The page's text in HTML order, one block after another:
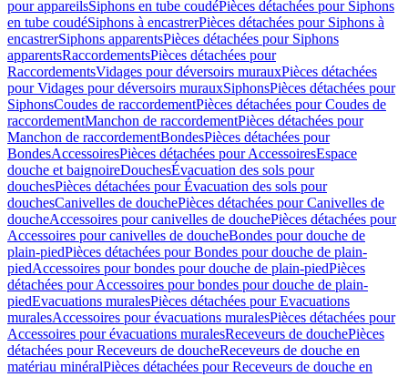
pour appareilsSiphons en tube coudéPièces détachées pour Siphons
en tube coudéSiphons à encastrerPièces détachées pour Siphons à
encastrerSiphons apparentsPièces détachées pour Siphons
apparentsRaccordementsPièces détachées pour
RaccordementsVidages pour déversoirs murauxPièces détachées
pour Vidages pour déversoirs murauxSiphonsPièces détachées pour
SiphonsCoudes de raccordementPièces détachées pour Coudes de
raccordementManchon de raccordementPièces détachées pour
Manchon de raccordementBondesPièces détachées pour
BondesAccessoiresPièces détachées pour AccessoiresEspace
douche et baignoireDouchesÉvacuation des sols pour
douchesPièces détachées pour Évacuation des sols pour
douchesCanivelles de douchePièces détachées pour Canivelles de
doucheAccessoires pour canivelles de douchePièces détachées pour
Accessoires pour canivelles de doucheBondes pour douche de
plain-piedPièces détachées pour Bondes pour douche de plain-
piedAccessoires pour bondes pour douche de plain-piedPièces
détachées pour Accessoires pour bondes pour douche de plain-
piedEvacuations muralesPièces détachées pour Evacuations
muralesAccessoires pour évacuations muralesPièces détachées pour
Accessoires pour évacuations muralesReceveurs de douchePièces
détachées pour Receveurs de doucheReceveurs de douche en
matériau minéralPièces détachées pour Receveurs de douche en